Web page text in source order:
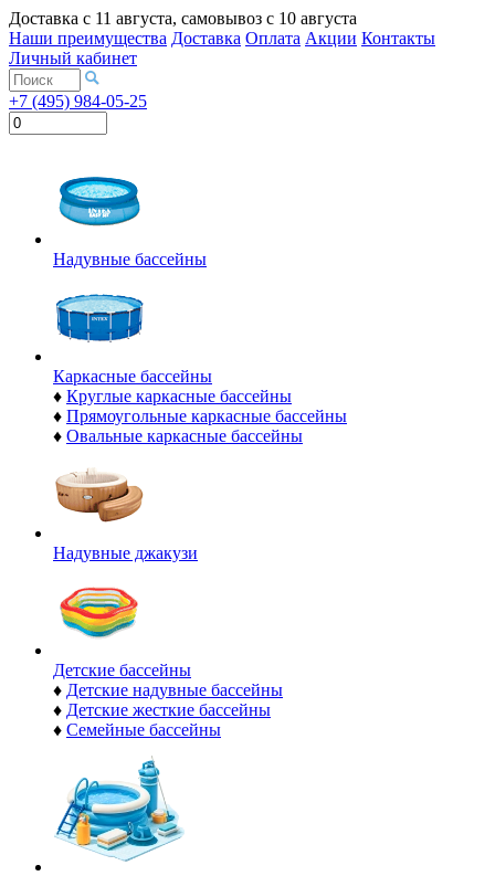
Доставка с 11 августа, самовывоз с 10 августа
Наши преимущества Доставка Оплата Акции Контакты
Личный кабинет
+7 (495) 984-05-25
Надувные бассейны
Каркасные бассейны
♦ Круглые каркасные бассейны
♦ Прямоугольные каркасные бассейны
♦ Овальные каркасные бассейны
Надувные джакузи
Детские бассейны
♦ Детские надувные бассейны
♦ Детские жесткие бассейны
♦ Семейные бассейны